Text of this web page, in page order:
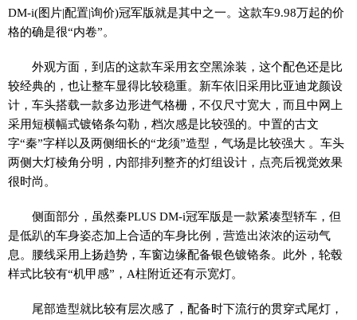
DM-i(图片|配置|询价)冠军版就是其中之一。这款车9.98万起的价
格的确是很“内卷”。
外观方面，到店的这款车采用玄空黑涂装，这个配色还是比
较经典的，也让整车显得比较稳重。新车依旧采用比亚迪龙颜设
计，车头搭载一款多边形进气格栅，不仅尺寸宽大，而且中网上
采用短横幅式镀铬条勾勒，档次感是比较强的。中置的古文
字“秦”字样以及两侧细长的“龙须”造型，气场是比较强大 。车头
两侧大灯棱角分明，内部排列整齐的灯组设计，点亮后视觉效果
很时尚。
侧面部分，虽然秦PLUS DM-i冠军版是一款紧凑型轿车，但
是低趴的车身姿态加上合适的车身比例，营造出浓浓的运动气
息。腰线采用上扬趋势，车窗边缘配备银色镀铬条。此外，轮毂
样式比较有“机甲感”，A柱附近还有示宽灯。
尾部造型就比较有层次感了，配备时下流行的贯穿式尾灯，